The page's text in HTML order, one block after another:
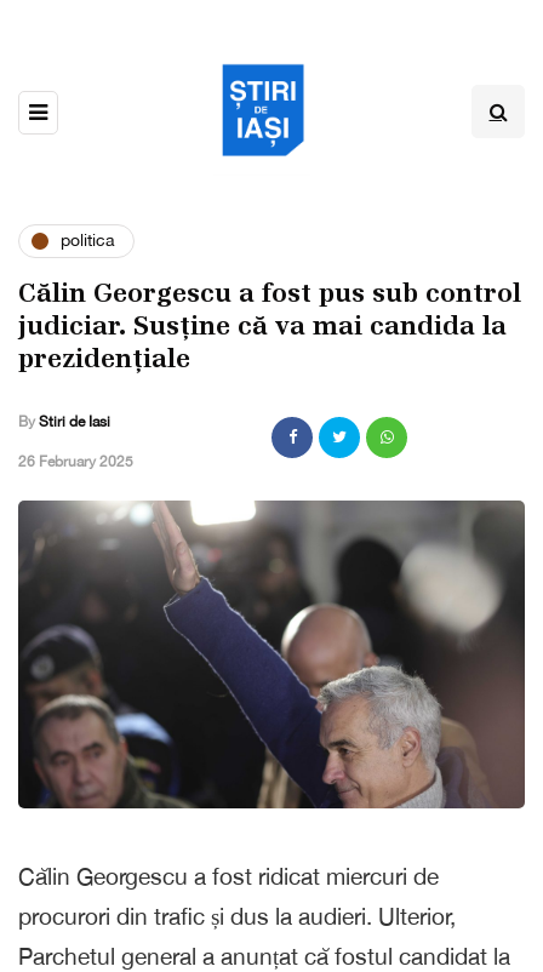
politica
Călin Georgescu a fost pus sub control
judiciar. Susține că va mai candida la
prezidențiale
By Stiri de Iasi
,26 February 2025
Călin Georgescu a fost ridicat miercuri de
procurori din trafic și dus la audieri. Ulterior,
Parchetul general a anunțat că fostul candidat la